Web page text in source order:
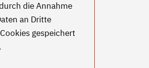
die Annahme
an Dritte
gespeichert